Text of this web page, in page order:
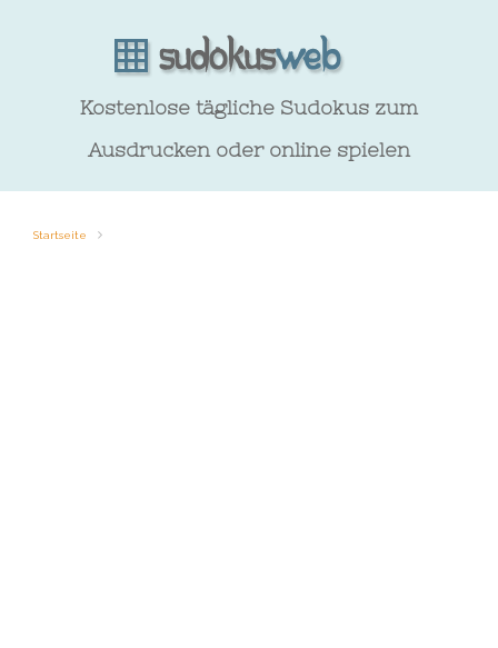
Kostenlose tägliche Sudokus zum
Ausdrucken oder online spielen
Startseite